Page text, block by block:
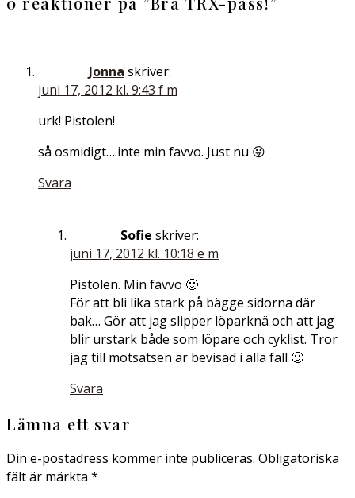
Jonna skriver:
juni 17, 2012 kl. 9:43 f m
urk! Pistolen!
så osmidigt….inte min favvo. Just nu 😛
Svara
Sofie skriver:
juni 17, 2012 kl. 10:18 e m
Pistolen. Min favvo 🙂
För att bli lika stark på bägge sidorna där
bak… Gör att jag slipper löparknä och att jag
blir urstark både som löpare och cyklist. Tror
jag till motsatsen är bevisad i alla fall 🙂
Svara
Lämna ett svar
Din e-postadress kommer inte publiceras. Obligatoriska
fält är märkta *